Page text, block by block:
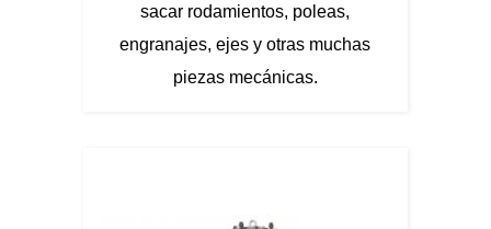
sacar rodamientos, poleas,
engranajes, ejes y otras muchas
piezas mecánicas.